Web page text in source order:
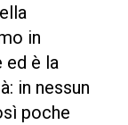
in
è la
in nessun
poche